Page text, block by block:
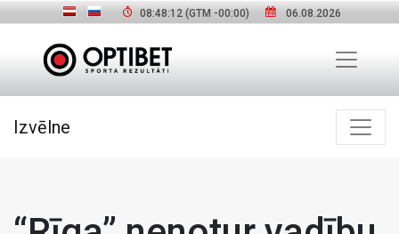
08:48:13(GTM -00:00) 06.08.2026
Izvēlne